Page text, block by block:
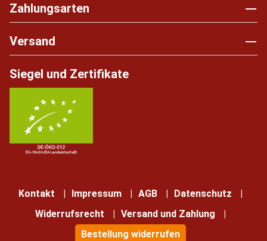
Zahlungsarten
Versand
Siegel und Zertifikate
Kontakt Impressum AGB
Datenschutz
Widerrufsrecht
Versand und Zahlung
Bestellung widerrufen